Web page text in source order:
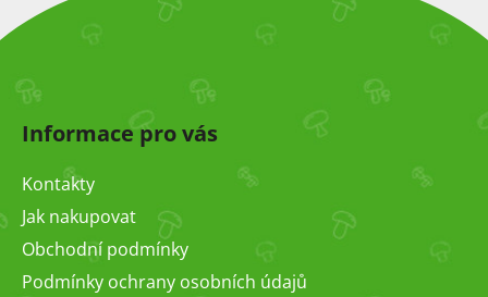
í
Informace pro vás
Kontakty
Jak nakupovat
Obchodní podmínky
Podmínky ochrany osobních údajů